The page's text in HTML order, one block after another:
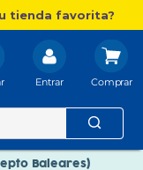
tienda favorita?
Entrar
Baleares)